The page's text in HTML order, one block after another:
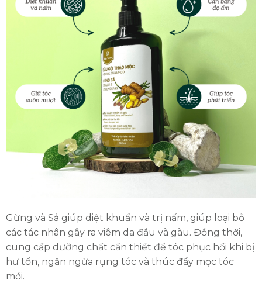
Gừng và Sả giúp diệt khuẩn và trị nấm, giúp loại bỏ
các tác nhân gây ra viêm da đầu và gàu. Đồng thời,
cung cấp dưỡng chất cần thiết để tóc phục hồi khi bị
hư tổn, ngăn ngừa rụng tóc và thúc đẩy mọc tóc
mới.